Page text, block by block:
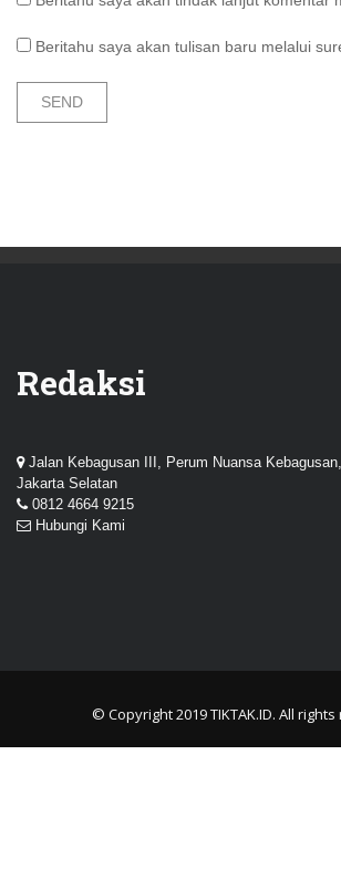
Beritahu saya akan tulisan baru melalui
Redaksi
Jalan Kebagusan III, Perum Nuansa
Jakarta Selatan
0812 4664 9215
Hubungi Kami
© Copyright 2019TIKTAK.ID. All